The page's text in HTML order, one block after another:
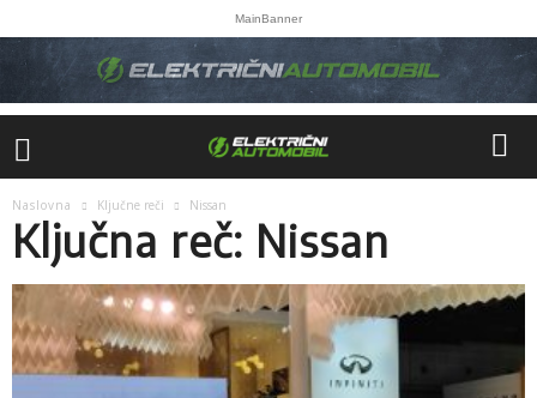
MainBanner
Naslovna Ključne reči Nissan
Ključna reč: Nissan